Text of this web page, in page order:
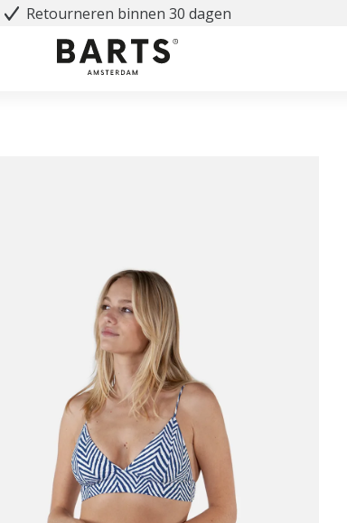
Retourneren binnen 30 dagen